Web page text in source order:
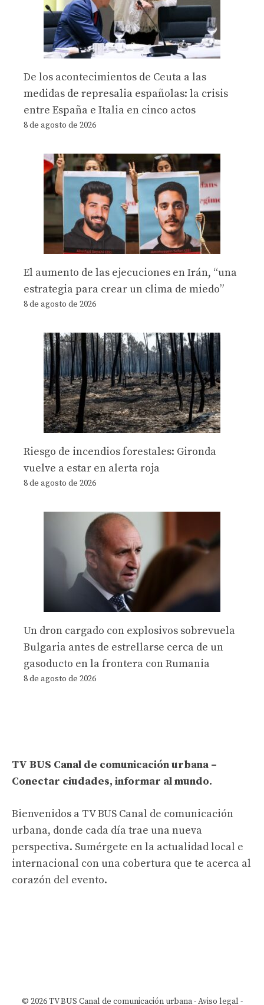
De los acontecimientos de Ceuta a las
medidas de represalia españolas: la crisis
entre España e Italia en cinco actos
8 de agosto de 2026
El aumento de las ejecuciones en Irán, “una
estrategia para crear un clima de miedo”
8 de agosto de 2026
Riesgo de incendios forestales: Gironda
vuelve a estar en alerta roja
8 de agosto de 2026
Un dron cargado con explosivos sobrevuela
Bulgaria antes de estrellarse cerca de un
gasoducto en la frontera con Rumania
8 de agosto de 2026
TV BUS Canal de comunicación urbana –
Conectar ciudades, informar al mundo.
Bienvenidos a TV BUS Canal de comunicación
urbana, donde cada día trae una nueva
perspectiva. Sumérgete en la actualidad local e
internacional con una cobertura que te acerca al
corazón del evento.
© 2026 TV BUS Canal de comunicación urbana -Aviso legal -